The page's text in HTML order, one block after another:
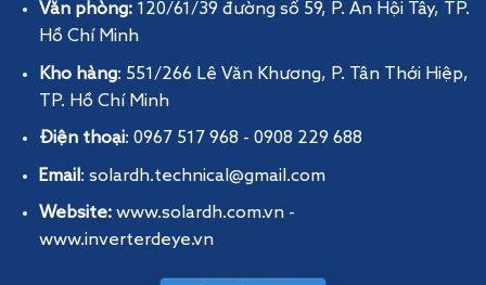
Văn phòng: 120/61/39 đường số 59, P. An Hội Tây, TP.
Hồ Chí Minh
Kho hàng: 551/266 Lê Văn Khương, P. Tân Thới Hiệp,
TP. Hồ Chí Minh
Điện thoại: 0967 517 968 - 0908 229 688
Email : solardh.technical@gmail.com
Website: www.solardh.com.vn-
www.inverterdeye.vn